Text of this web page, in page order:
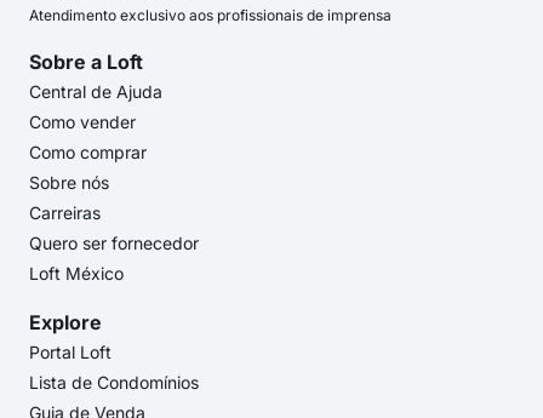
Atendimento exclusivo aos profissionais de imprensa
Sobre a Loft
Central de Ajuda
Como vender
Como comprar
Sobre nós
Carreiras
Quero ser fornecedor
Loft México
Explore
Portal Loft
Lista de Condomínios
Guia de Venda